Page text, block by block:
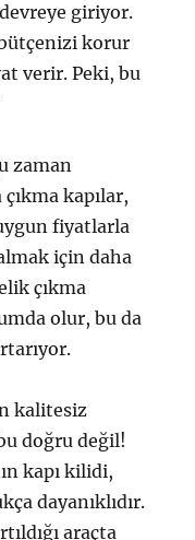
giriyor.
korur
verir. Peki, bu
zaman
kapılar,
fiyatlarla
için daha
çıkma
olur, bu da
kalitesiz
doğru değil!
kapı kilidi,
dayanıklıdır.
araçta